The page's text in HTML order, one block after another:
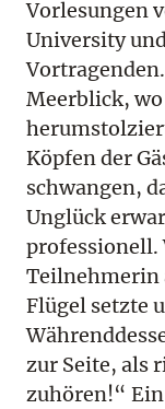
Vorlesungen
University
Meerblick,
Köpfen der
schwangen,
Unglück
professionell.
Teilnehmerin
Flügel setzte
zur Seite, als
zuhören!“